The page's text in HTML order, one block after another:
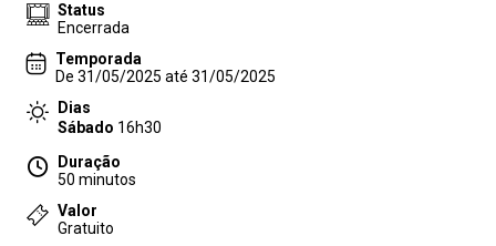
Status
Encerrada
Temporada
De 31/05/2025 até 31/05/2025
Dias
Sábado 16h30
Duração
50 minutos
Valor
Gratuito